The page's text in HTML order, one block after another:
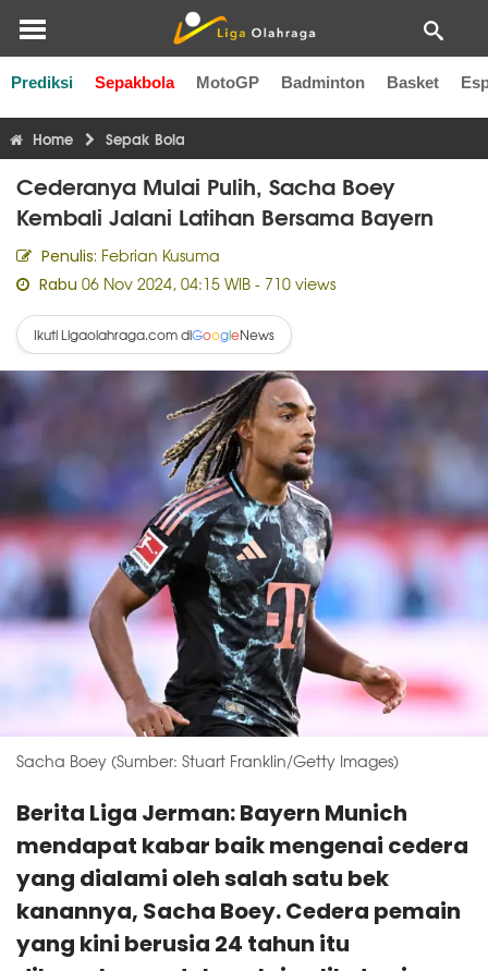
Prediksi Sepakbola MotoGP Badminton Basket
Liga Inggris Liga Italia Liga Spanyol Liga Perancis
Home Sepak Bola
Cederanya Mulai Pulih, Sacha Boey
Kembali Jalani Latihan Bersama Bayern
Penulis: Febrian Kusuma
Rabu 06 Nov 2024, 04:15 WIB - 710 views
Ikuti Ligaolahraga.com diGoogleNews
Sacha Boey (Sumber: Stuart Franklin/Getty Images)
Berita Liga Jerman: Bayern Munich
mendapat kabar baik mengenai cedera
yang dialami oleh salah satu bek
kanannya, Sacha Boey. Cedera pemain
yang kini berusia 24 tahun itu